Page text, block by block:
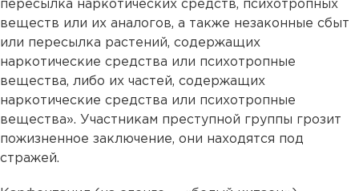
пересылка наркотических средств, психотропных
веществ или их аналогов, а также незаконные сбыт
или пересылка растений, содержащих
наркотические средства или психотропные
вещества, либо их частей, содержащих
наркотические средства или психотропные
вещества». Участникам преступной группы грозит
пожизненное заключение, они находятся под
стражей.